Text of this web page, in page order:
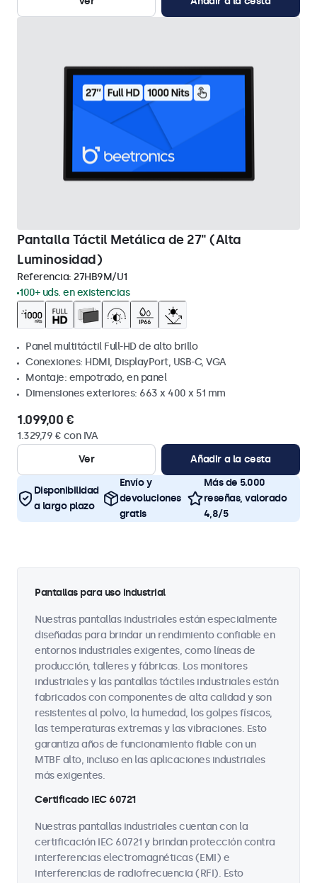
Pantalla Táctil Metálica de 27" (Alta
Luminosidad)
Referencia: 27HB9M/U1
100+ uds. en existencias
Panel multitáctil Full-HD de alto brillo
Conexiones: HDMI, DisplayPort, USB-C, VGA
Montaje: empotrado, en panel
Dimensiones exteriores: 663 x 400 x 51 mm
1.099,00 €
1.329,79 € con IVA
Ver
Añadir a la cesta
Disponibilidad
a largo plazo
Envío y
devoluciones
gratis
Más de 5.000
reseñas, valorado
4,8/5
Pantallas para uso industrial
Nuestras pantallas industriales están especialmente
diseñadas para brindar un rendimiento confiable en
entornos industriales exigentes, como líneas de
producción, talleres y fábricas. Los monitores
industriales y las pantallas táctiles industriales están
fabricados con componentes de alta calidad y son
resistentes al polvo, la humedad, los golpes físicos,
las temperaturas extremas y las vibraciones. Esto
garantiza años de funcionamiento fiable con un
MTBF alto, incluso en las aplicaciones industriales
más exigentes.
Certificado IEC 60721
Nuestras pantallas industriales cuentan con la
certificación IEC 60721 y brindan protección contra
interferencias electromagnéticas (EMI) e
interferencias de radiofrecuencia (RFI). Esto